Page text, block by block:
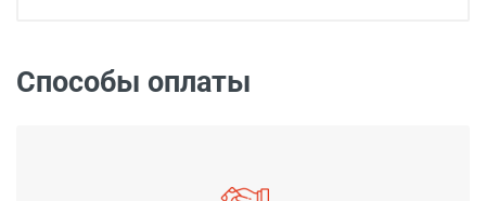
Способы оплаты